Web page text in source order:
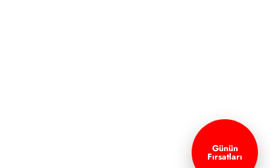
Günün
Fırsatları